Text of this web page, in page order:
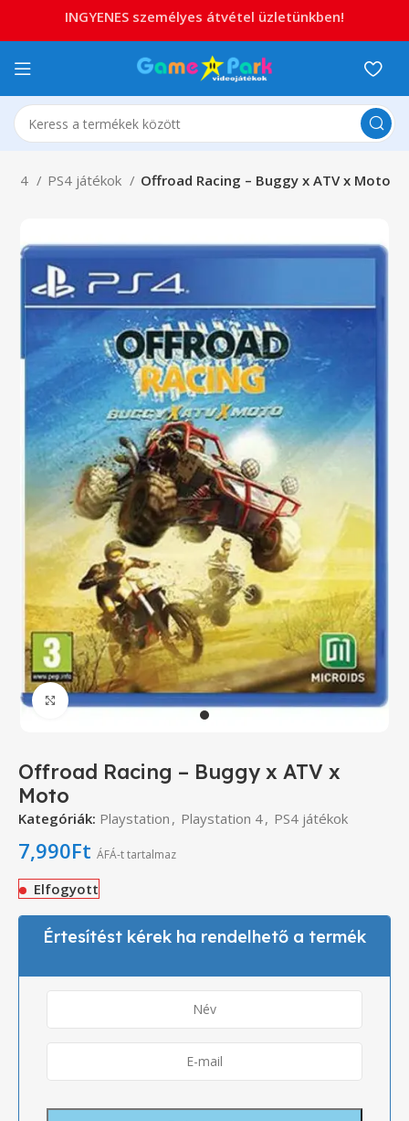
4 PS4 játékok Offroad Racing – Buggy x ATV x Moto
Click to enlarge
Offroad Racing – Buggy x ATV x
Moto
Kategóriák: Playstation , Playstation 4, PS4 játékok
7,990Ft ÁFÁ-t tartalmaz
Elfogyott
Értesítést kérek ha rendelhető a termék
INGYENES személyes átvétel üzletünkben!